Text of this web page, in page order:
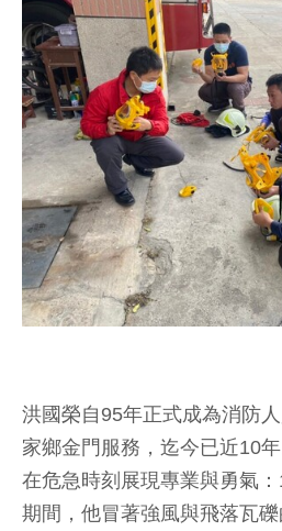
洪國榮自95年正式成為消防
家鄉金門服務，迄今已近10
在危急時刻展現專業與勇氣
期間，他冒著強風與飛落瓦